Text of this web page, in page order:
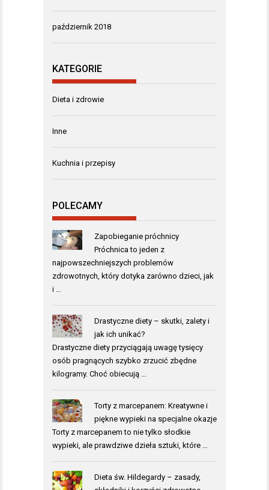
październik 2018
KATEGORIE
Dieta i zdrowie
Inne
Kuchnia i przepisy
POLECAMY
Zapobieganie próchnicy
Próchnica to jeden z
najpowszechniejszych problemów
zdrowotnych, który dotyka zarówno dzieci, jak
i …
Drastyczne diety – skutki, zalety i
jak ich unikać?
Drastyczne diety przyciągają uwagę tysięcy
osób pragnących szybko zrzucić zbędne
kilogramy. Choć obiecują …
Torty z marcepanem: Kreatywne i
piękne wypieki na specjalne okazje
Torty z marcepanem to nie tylko słodkie
wypieki, ale prawdziwe dzieła sztuki, które …
Dieta św. Hildegardy – zasady,